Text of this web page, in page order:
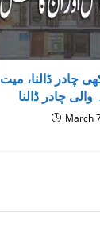
چادر ڈالنا، میت
چادر ڈالنا
March